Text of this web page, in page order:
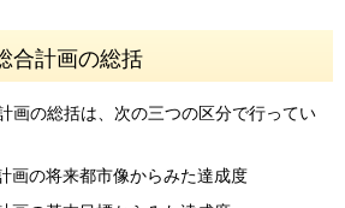
合計画の総括
画の総括は、次の三つの区分で行ってい
画の将来都市像からみた達成度